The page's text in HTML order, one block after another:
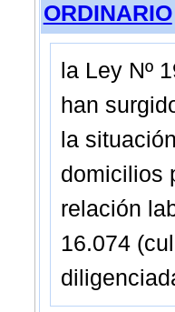
ORDINARIO
la Ley Nº
han
la
domicilios
relación
16.074